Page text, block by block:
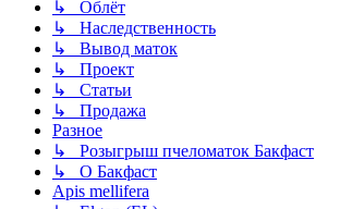
↳ Облёт
↳ Наследственность
↳ Вывод маток
↳ Проект
↳ Статьи
↳ Продажа
Разное
↳ Розыгрыш пчеломаток Бакфаст
↳ О Бакфаст
Apis mellifera